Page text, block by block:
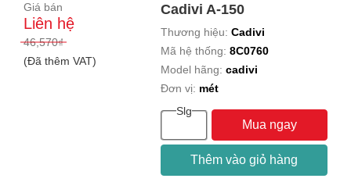
Giá bán
Liên hệ
46,570₫
(Đã thêm VAT)
Cadivi A-150
Thương hiệu:Cadivi
Mã hệ thống:8C0760
Model hãng:cadivi
Đơn vị: mét
Slg
Mua ngay
Thêm vào giỏ hàng